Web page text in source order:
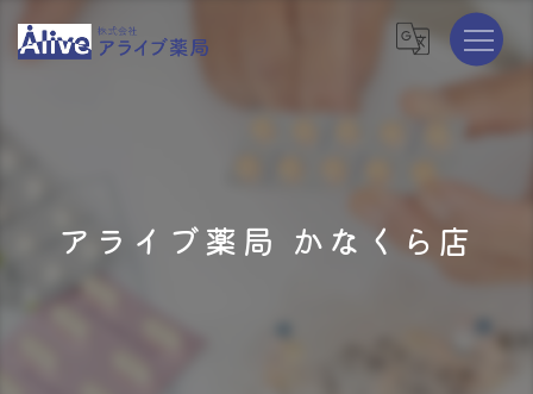
アライブ薬局 かなくら店